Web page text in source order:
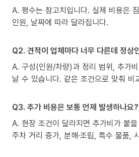
A. 평수는 참고치입니다. 실제 비용은
인원, 날짜에 따라 달라집니다.
Q2. 견적이 업체마다 너무 다른데 정상
A. 구성(인원/차량)과 정리 범위, 추가
날 수 있습니다. 같은 조건으로 맞춰 비
Q3. 추가 비용은 보통 언제 발생하나요?
A. 현장 조건이 달라지면 추가비가 붙
주차 거리 증가, 분해·조립, 특수 물품,